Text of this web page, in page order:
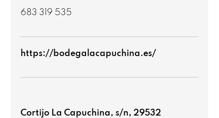
683 319 535
https://bodegalacapuchina.es/
Cortijo La Capuchina, s/n, 29532